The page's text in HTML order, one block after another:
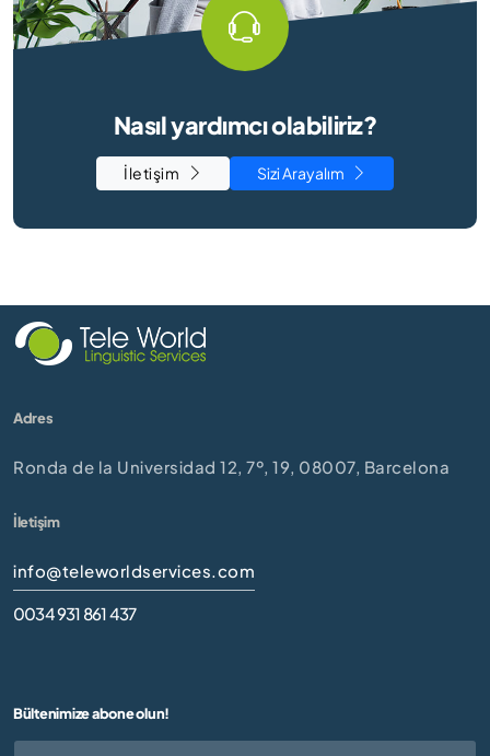
Nasıl yardımcı olabiliriz?
İletişim Sizi Arayalım
Adres
Ronda de la Universidad 12, 7º, 19, 08007, Barcelona
İletişim
info@teleworldservices.com
0034 931 861 437
Bültenimize abone olun!